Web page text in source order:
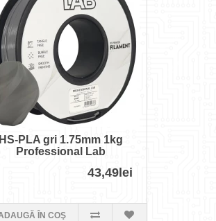
HS-PLA gri 1.75mm 1kg
Professional Lab
43,49lei
ÎN COŞ